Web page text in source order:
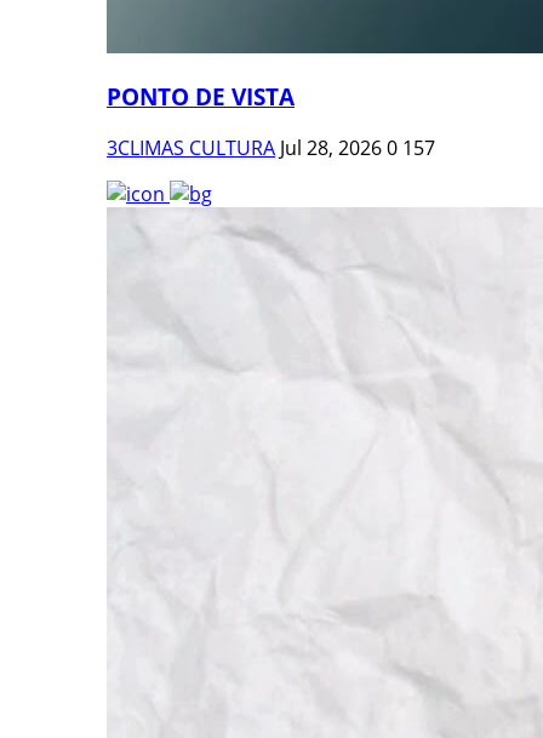
PONTO DE VISTA
3CLIMAS CULTURA Jul 28, 20260 157